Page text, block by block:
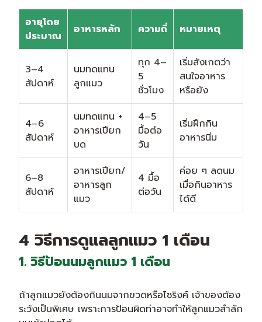
อายุโดย
ประมาณ
อาหารหลัก ความถี่ หมายเหตุ
3–4
สัปดาห์
นมทดแทน
ลูกแมว
ทุก 4–
5
ชั่วโมง
เริ่มสังเกตว่า
สนใจอาหาร
หรือยัง
4–6
สัปดาห์
นมทดแทน +
อาหารเปียก
บด
4–5
มื้อต่อ
วัน
เริ่มฝึกกิน
อาหารนิ่ม
6–8
สัปดาห์
อาหารเปียก/
อาหารลูก
แมว
4 มื้อ
ต่อวัน
ค่อย ๆ ลดนม
เมื่อกินอาหาร
ได้ดี
4 วิธีการดูแลลูกแมว 1 เดือน
1. วิธีป้อนนมลูกแมว 1 เดือน
ถ้าลูกแมวยังต้องกินนมจากขวดหรือไซริงค์ เจ้าของต้อง
ระวังเป็นพิเศษ เพราะการป้อนผิดท่าอาจทำให้ลูกแมวสำลัก